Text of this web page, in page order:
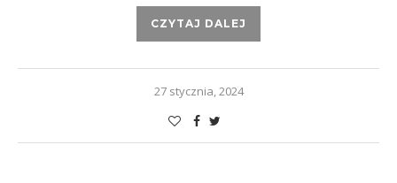
CZYTAJ DALEJ
27 stycznia, 2024